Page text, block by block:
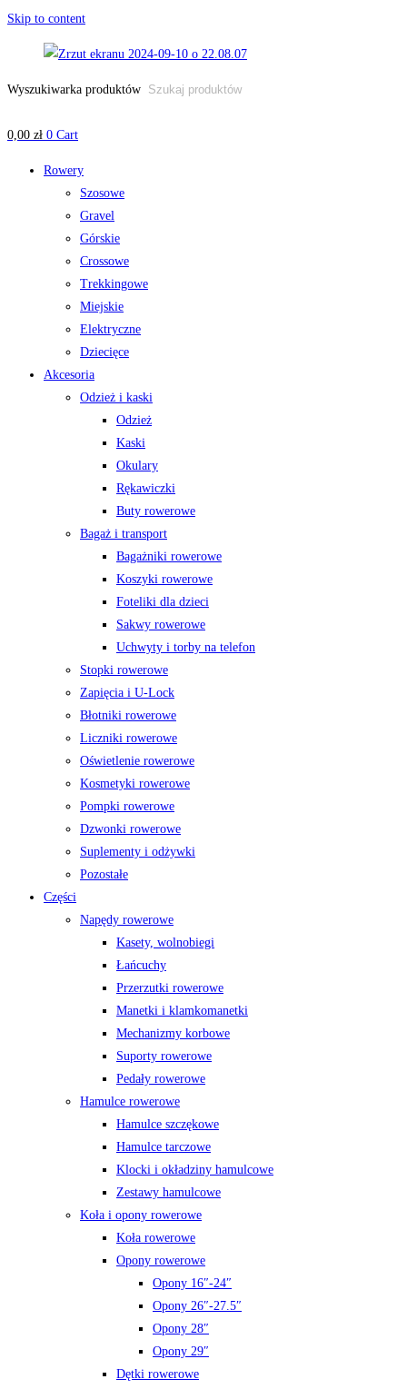
Skip to content
Wyszukiwarka produktów
0,00 zł 0 Cart
Rowery
Szosowe
Gravel
Górskie
Crossowe
Trekkingowe
Miejskie
Elektryczne
Dziecięce
Akcesoria
Odzież i kaski
Odzież
Kaski
Okulary
Rękawiczki
Buty rowerowe
Bagaż i transport
Bagażniki rowerowe
Koszyki rowerowe
Foteliki dla dzieci
Sakwy rowerowe
Uchwyty i torby na telefon
Stopki rowerowe
Zapięcia i U-Lock
Błotniki rowerowe
Liczniki rowerowe
Oświetlenie rowerowe
Kosmetyki rowerowe
Pompki rowerowe
Dzwonki rowerowe
Suplementy i odżywki
Pozostałe
Części
Napędy rowerowe
Kasety, wolnobiegi
Łańcuchy
Przerzutki rowerowe
Manetki i klamkomanetki
Mechanizmy korbowe
Suporty rowerowe
Pedały rowerowe
Hamulce rowerowe
Hamulce szczękowe
Hamulce tarczowe
Klocki i okładziny hamulcowe
Zestawy hamulcowe
Koła i opony rowerowe
Koła rowerowe
Opony rowerowe
Opony 16″-24″
Opony 26″-27.5″
Opony 28″
Opony 29″
Dętki rowerowe